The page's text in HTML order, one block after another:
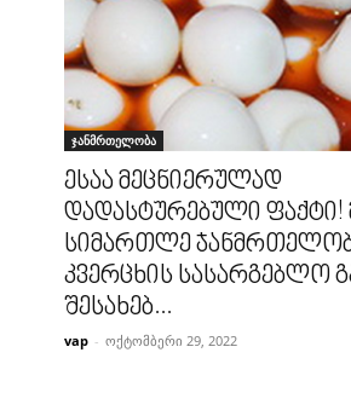
ჯანმრთელობა
ესაა მეცნიერულად
დადასტურებული
სიმართლე
კვერცხის სასარგებლო
შესახებ...
vap - ოქტომბერი 29, 2022